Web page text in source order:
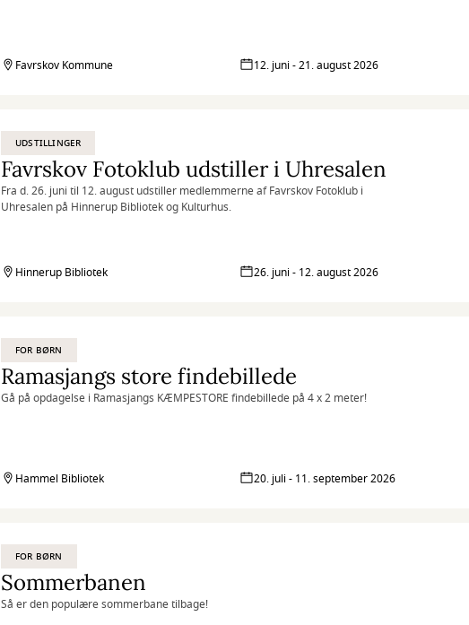
Favrskov Kommune 12. juni - 21. august 2026
UDSTILLINGER
Favrskov Fotoklub udstiller i Uhresalen
Fra d. 26. juni til 12. august udstiller medlemmerne af Favrskov Fotoklub i
Uhresalen på Hinnerup Bibliotek og Kulturhus.
Hinnerup Bibliotek 26. juni - 12. august 2026
FOR BØRN
Ramasjangs store findebillede
Gå på opdagelse i Ramasjangs KÆMPESTORE findebillede på 4 x 2 meter!
Hammel Bibliotek 20. juli - 11. september 2026
FOR BØRN
Sommerbanen
Så er den populære sommerbane tilbage!